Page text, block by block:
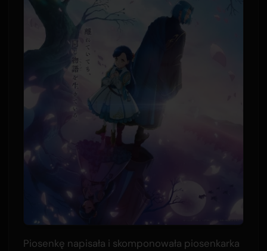
Piosenkę napisała i skomponowała piosenkarka